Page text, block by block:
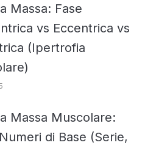
Massa: Fase
vs Eccentrica vs
(Ipertrofia
Massa Muscolare:
di Base (Serie,